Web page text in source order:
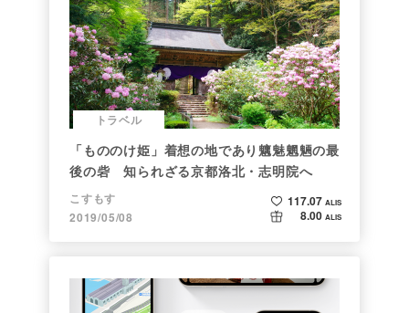
トラベル
「もののけ姫」着想の地であり魑魅魍魎の最
後の砦 知られざる京都洛北・志明院へ
こすもす
2019/05/08
117.07 ALIS
8.00 ALIS